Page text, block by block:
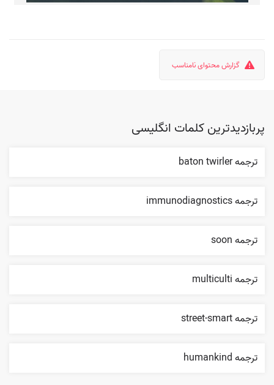
گزارش محتوای نامناسب
پربازدیدترین کلمات انگلیسی
ترجمه baton twirler
ترجمه immunodiagnostics
ترجمه soon
ترجمه multiculti
ترجمه street-smart
ترجمه humankind